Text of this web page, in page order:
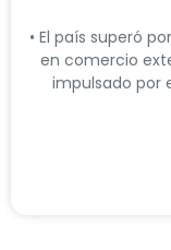
• El país superó
en comercio
impulsado por